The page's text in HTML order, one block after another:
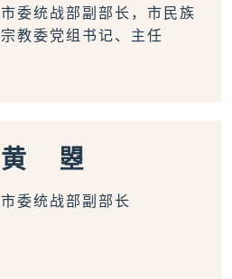
市委统战部副部长，市民族
宗教委党组书记、主任
黄 曌
市委统战部副部长